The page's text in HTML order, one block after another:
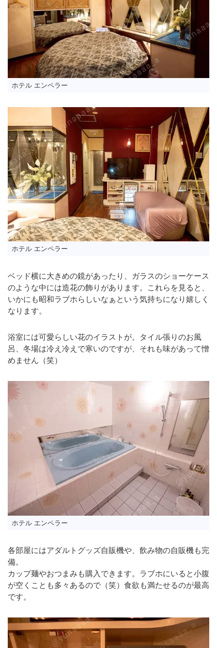
ホテル エンペラー
ホテル エンペラー
ベッド横に大きめの鏡があったり、ガラスのショーケース
のような中には造花の飾りがあります。これらを見ると、
いかにも昭和ラブホらしいなぁという気持ちになり嬉しく
なります。
浴室には可愛らしい花のイラストが。タイル張りのお風
呂、冬場は冷え冷えで寒いのですが、それも味があって憎
めません（笑）
ホテル エンペラー
各部屋にはアダルトグッズ自販機や、飲み物の自販機も完
備。
カップ麺やおつまみも購入できます。ラブホにいると小腹
が空くことも多々あるので（笑）食欲も満たせるのが最高
です。